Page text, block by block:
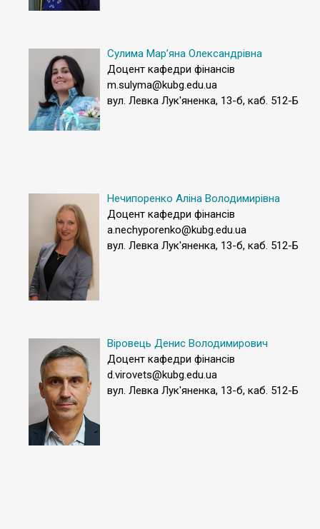
Сулима Мар’яна Олександрівна
Доцент кафедри фінансів
m.sulyma@kubg.edu.ua
вул. Левка Лук'яненка, 13-б, каб. 512-Б
Нечипоренко Аліна Володимирівна
Доцент кафедри фінансів
a.nechyporenko@kubg.edu.ua
вул. Левка Лук'яненка, 13-б, каб. 512-Б
Віровець Денис Володимирович
Доцент кафедри фінансів
d.virovets@kubg.edu.ua
вул. Левка Лук'яненка, 13-б, каб. 512-Б